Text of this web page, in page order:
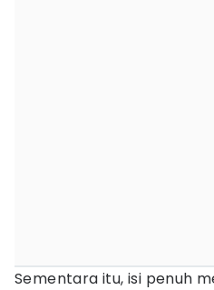
Sementara itu, isi penuh